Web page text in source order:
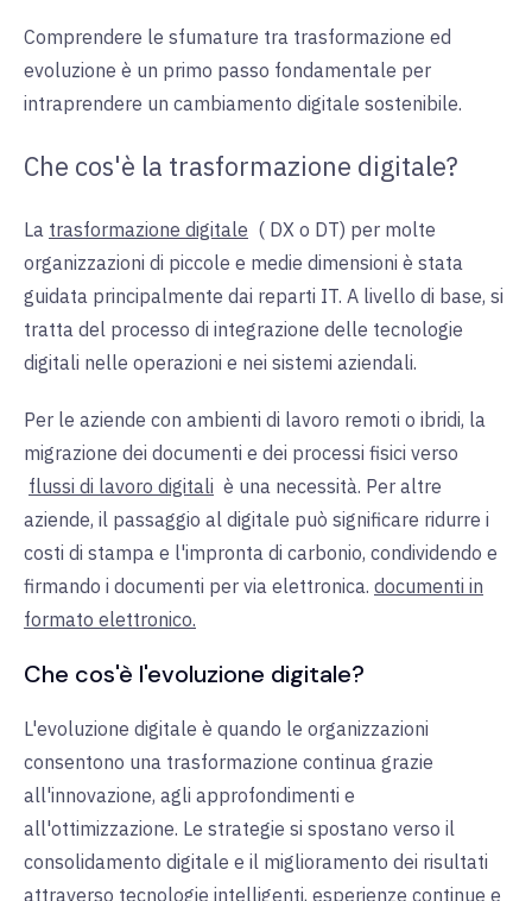
Comprendere le sfumature tra trasformazione ed
evoluzione è un primo passo fondamentale per
intraprendere un cambiamento digitale sostenibile.
Che cos'è la trasformazione digitale?
La trasformazione digitale ( DX o DT) per molte
organizzazioni di piccole e medie dimensioni è stata
guidata principalmente dai reparti IT. A livello di base, si
tratta del processo di integrazione delle tecnologie
digitali nelle operazioni e nei sistemi aziendali.
Per le aziende con ambienti di lavoro remoti o ibridi, la
migrazione dei documenti e dei processi fisici verso
flussi di lavoro digitali è una necessità. Per altre
aziende, il passaggio al digitale può significare ridurre i
costi di stampa e l'impronta di carbonio, condividendo e
firmando i documenti per via elettronica. documenti in
formato elettronico.
Che cos'è l'evoluzione digitale?
L'evoluzione digitale è quando le organizzazioni
consentono una trasformazione continua grazie
all'innovazione, agli approfondimenti e
all'ottimizzazione. Le strategie si spostano verso il
consolidamento digitale e il miglioramento dei risultati
attraverso tecnologie intelligenti, esperienze continue e